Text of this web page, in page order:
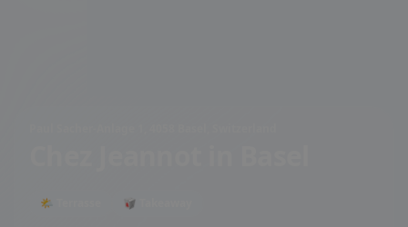
🌤 Terrasse 🥡 Takeaway